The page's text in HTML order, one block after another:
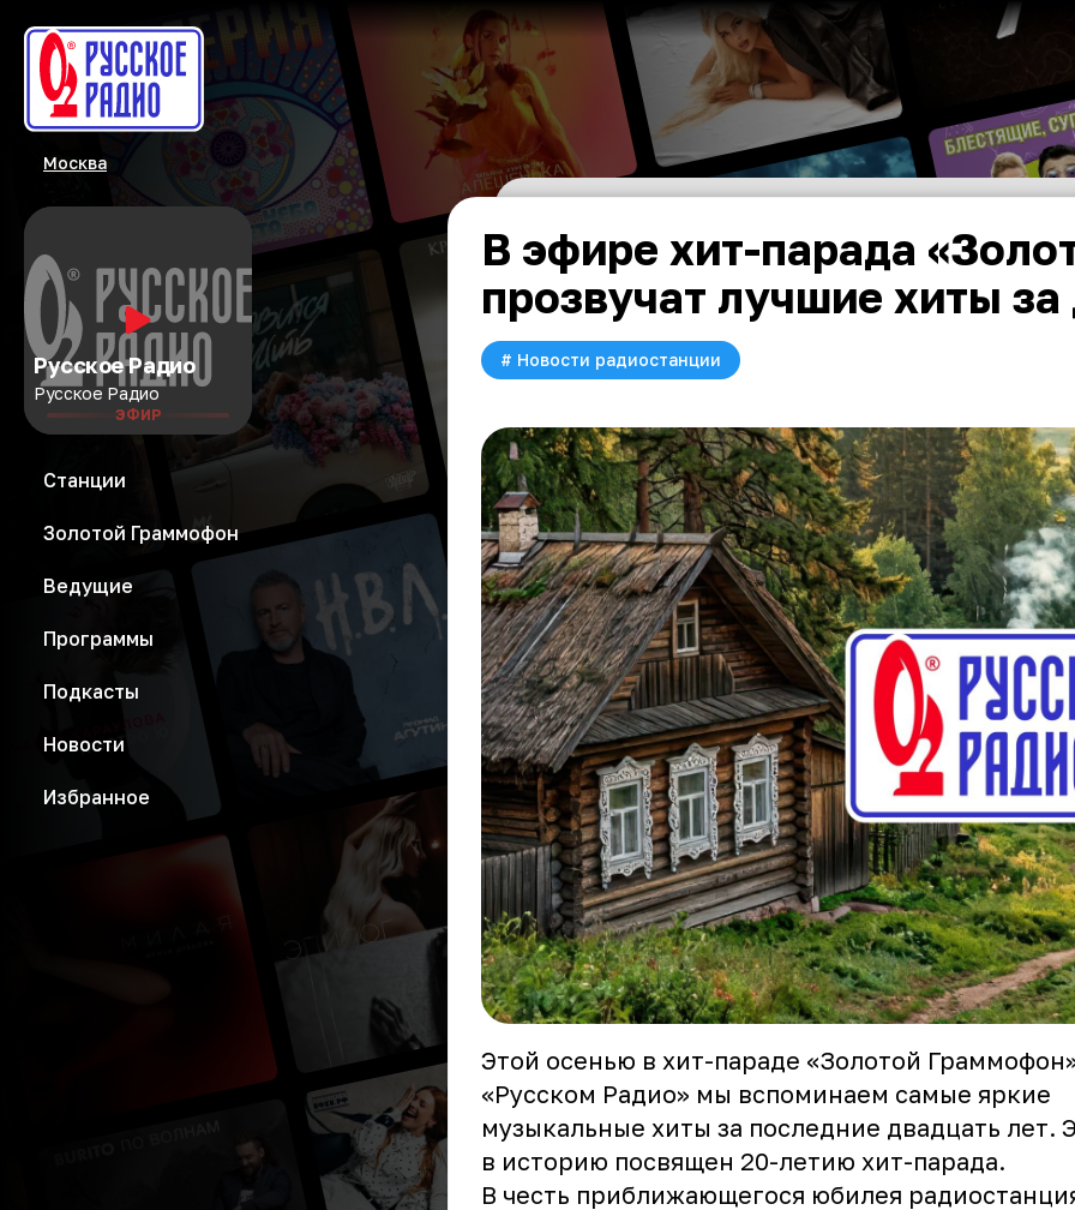
Москва
Русское Радио
Русское Радио
ЭФИР
Станции
Золотой Граммофон
Ведущие
Программы
Подкасты
Новости
Избранное
В эфире хит-парада
прозвучат лучшие хиты за
# Новости радиостанции
Этой осенью в хит-параде «Золотой
«Русском Радио» мы вспоминаем самые яркие
музыкальные хиты за последние двадцать лет.
в историю посвящен 20-летию хит-парада.
В честь приближающегося юбилея